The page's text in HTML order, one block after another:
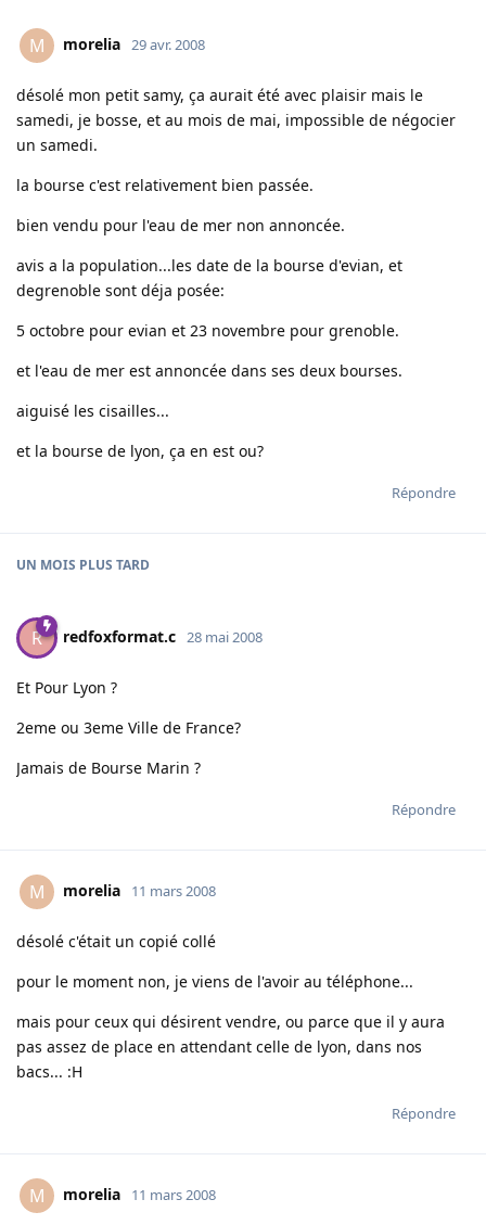
M morelia 29 avr. 2008
désolé mon petit samy, ça aurait été avec plaisir mais le
samedi, je bosse, et au mois de mai, impossible de négocier
un samedi.
la bourse c'est relativement bien passée.
bien vendu pour l'eau de mer non annoncée.
avis a la population...les date de la bourse d'evian, et
degrenoble sont déja posée:
5 octobre pour evian et 23 novembre pour grenoble.
et l'eau de mer est annoncée dans ses deux bourses.
aiguisé les cisailles...
et la bourse de lyon, ça en est ou?
Répondre
UN MOIS PLUS TARD
R redfoxformat.c 28 mai 2008
Et Pour Lyon ?
2eme ou 3eme Ville de France?
Jamais de Bourse Marin ?
Répondre
M morelia 11 mars 2008
désolé c'était un copié collé
pour le moment non, je viens de l'avoir au téléphone...
mais pour ceux qui désirent vendre, ou parce que il y aura
pas assez de place en attendant celle de lyon, dans nos
bacs... :H
Répondre
M morelia 11 mars 2008